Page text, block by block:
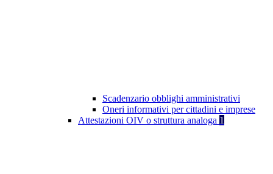
Scadenzario obblighi amministrativi
Oneri informativi per cittadini e imprese
Attestazioni OIV o struttura analoga 1